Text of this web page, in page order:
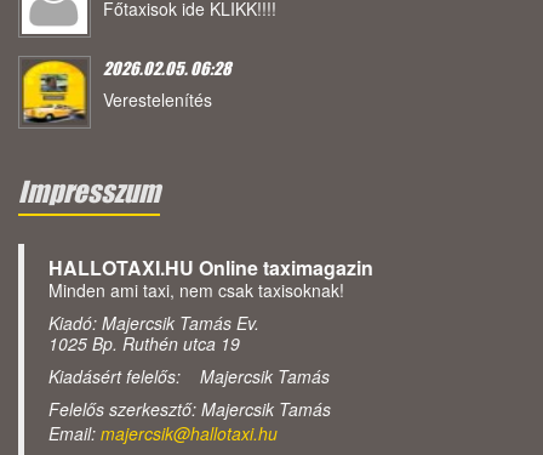
Főtaxisok ide KLIKK!!!!
2026.02.05. 06:28
Verestelenítés
Impresszum
HALLOTAXI.HU Online taximagazin
Minden ami taxi, nem csak taxisoknak!
Kiadó: Majercsik Tamás Ev.
1025 Bp. Ruthén utca 19
Kiadásért felelős: Majercsik Tamás
Felelős szerkesztő: Majercsik Tamás
Email: majercsik@hallotaxi.hu